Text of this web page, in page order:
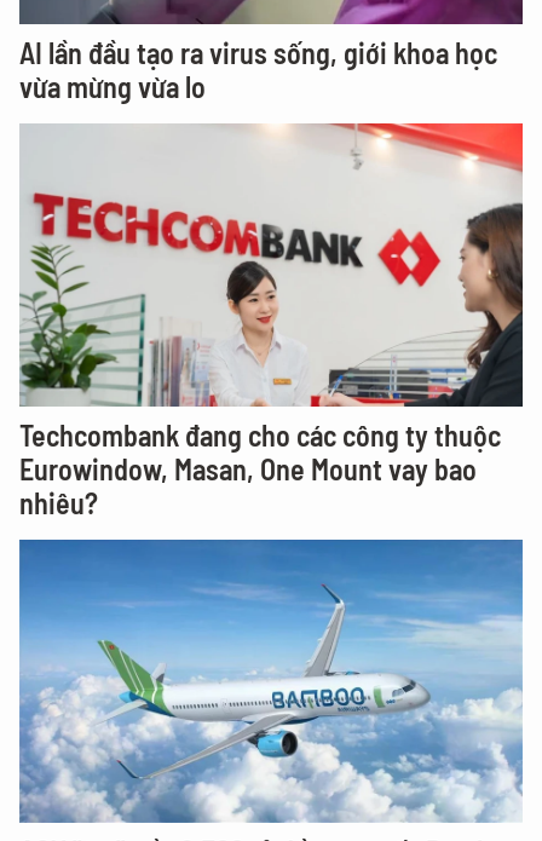
AI lần đầu tạo ra virus sống, giới khoa học
vừa mừng vừa lo
Techcombank đang cho các công ty thuộc
Eurowindow, Masan, One Mount vay bao
nhiêu?